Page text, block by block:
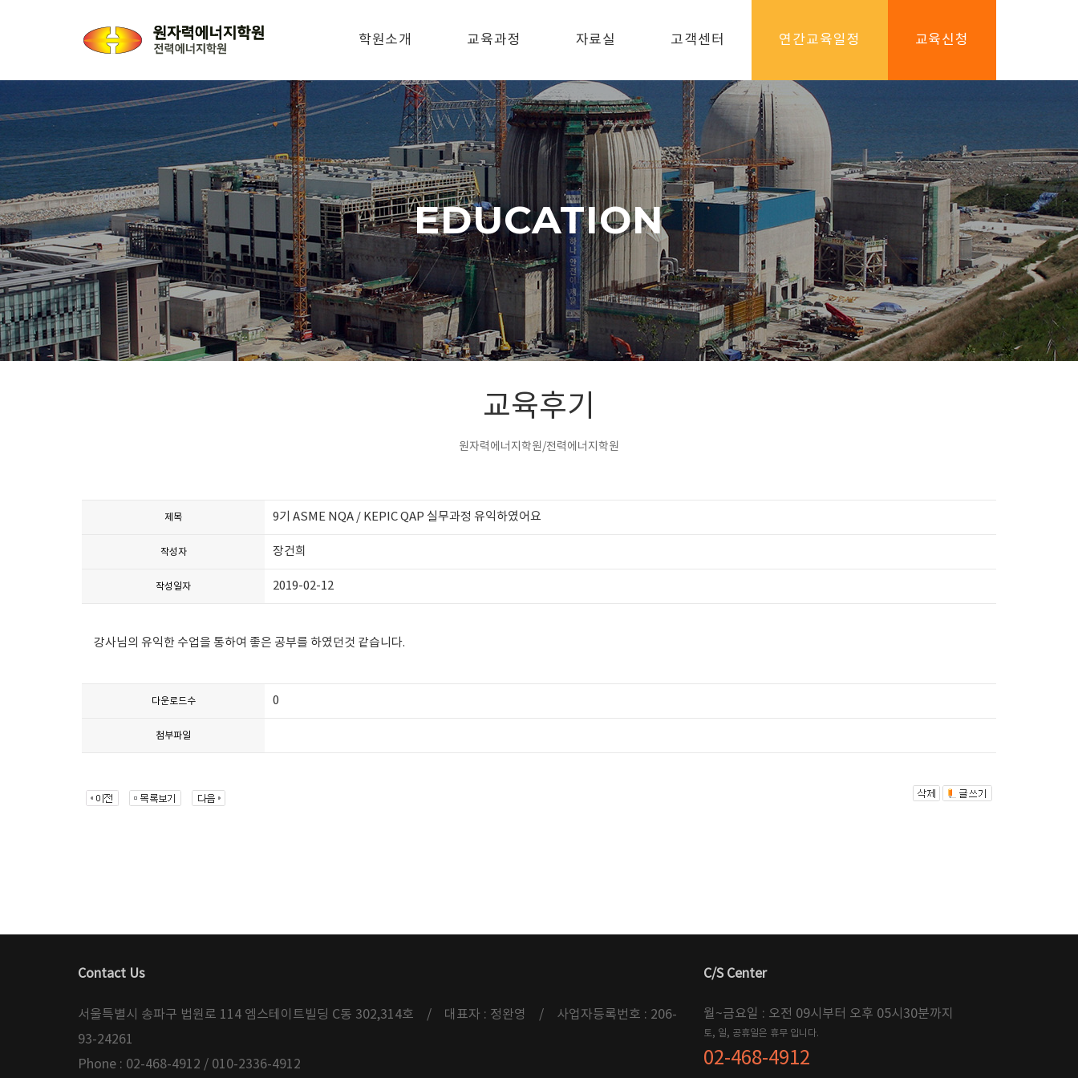
학원소개 교육과정 자료실 고객센터 연간교육일정 교육신청
EDUCATION
교육후기
원자력에너지학원/전력에너지학원
제목 9기 ASME NQA / KEPIC QAP 실무과정 유익하였어요
작성자 장건희
작성일자 2019-02-12
강사님의 유익한 수업을 통하여 좋은 공부를 하였던것 같습니다.
다운로드수 0
첨부파일
Contact Us
서울특별시 송파구 법원로 114 엠스테이트빌딩 C동 302,314호 / 대표자 : 정완영 / 사업자등록번호 : 206-
93-24261
Phone : 02-468-4912 / 010-2336-4912
C/S Center
월~금요일 : 오전 09시부터 오후 05시30분까지
토, 일, 공휴일은 휴무 입니다.
02-468-4912